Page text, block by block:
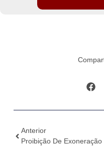
Anterior